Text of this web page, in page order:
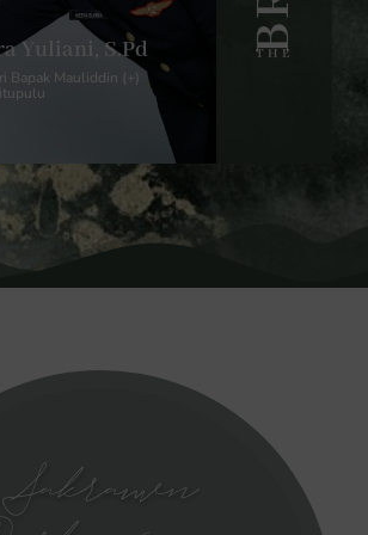
Yuliani, S.Pd
Bapak Mauliddin (+)
THE
Sakramen